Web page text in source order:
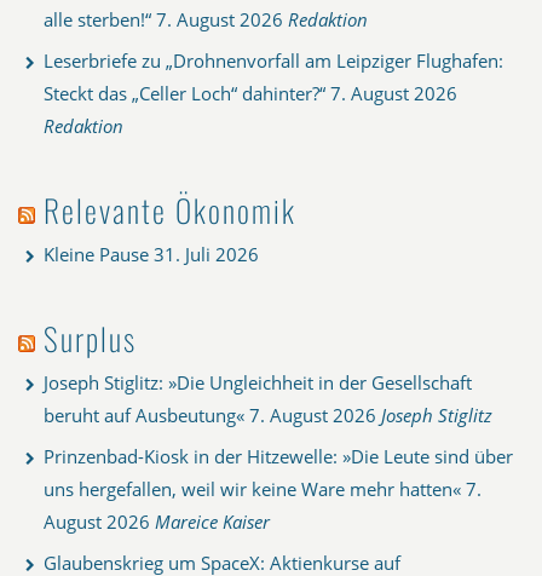
alle sterben!“ 7. August 2026 Redaktion
Leserbriefe zu „Drohnenvorfall am Leipziger Flughafen:
Steckt das „Celler Loch“ dahinter?“ 7. August 2026
Redaktion
Relevante Ökonomik
Kleine Pause 31. Juli 2026
Surplus
Joseph Stiglitz: »Die Ungleichheit in der Gesellschaft
beruht auf Ausbeutung« 7. August 2026 Joseph Stiglitz
Prinzenbad-Kiosk in der Hitzewelle: »Die Leute sind über
uns hergefallen, weil wir keine Ware mehr hatten« 7.
August 2026 Mareice Kaiser
Glaubenskrieg um SpaceX: Aktienkurse auf